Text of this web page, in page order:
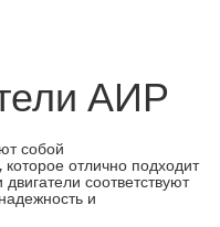
АИР
собой
отлично подходит
соответствуют
и